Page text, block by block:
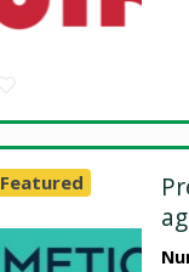
Featured